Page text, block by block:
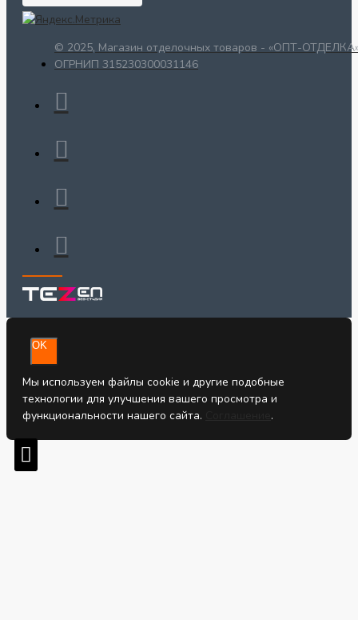
© 2025, Магазин отделочных товаров - «ОПТ-
ОГРНИП 315230300031146
OK
Мы используем файлы cookie и другие подобные
технологии для улучшения вашего просмотра и
функциональности нашего сайта.
.